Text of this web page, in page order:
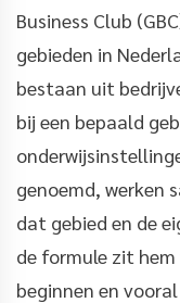
Business Club
gebieden in
bestaan uit
bij een bepaald
genoemd, werken
dat gebied en de
de formule zit
beginnen en